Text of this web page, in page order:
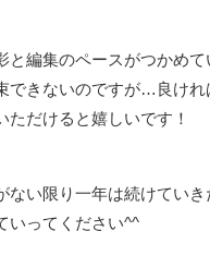
と編集のペースがつかめ
できないのですが…良けれ
ただけると嬉しいです！
ない限り一年は続けてい
いってください^^